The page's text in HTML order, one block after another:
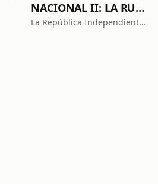
NACIONAL II: LA RUTA DEL EXILIO
La República Independiente de la Radio